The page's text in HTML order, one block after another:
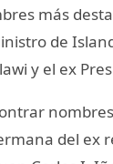
más
de
y el ex
del ex